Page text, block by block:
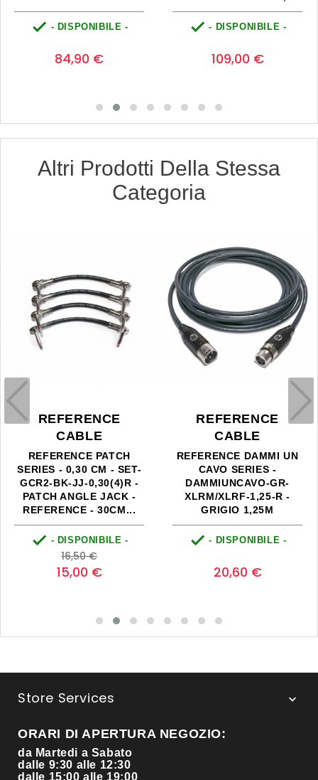
- DISPONIBILE -
84,90 €
- DISPONIBILE -
109,00 €
Altri Prodotti Della Stessa
Categoria
REFERENCE
CABLE
PATCH
- 0,30 CM - SET-
BK-JJ-0,30(4)R -
ANGLE JACK -
- 30CM...
- DISPONIBILE -
Prezzo
base
16,50 €Prezzo
15,00 €
REFERENCE
CABLE
REFERENCE DAMMI UN
CAVO SERIES -
DAMMIUNCAVO-GR-
XLRM/XLRF-1,25-R -
GRIGIO 1,25M
- DISPONIBILE -
20,60 €
Store Services 
ORARI DI APERTURA NEGOZIO:
da Martedi a Sabato
dalle 9:30 alle 12:30
dalle 15:00 alle 19:00